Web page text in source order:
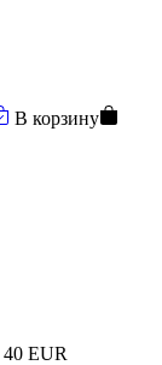
В корзину
40 EUR